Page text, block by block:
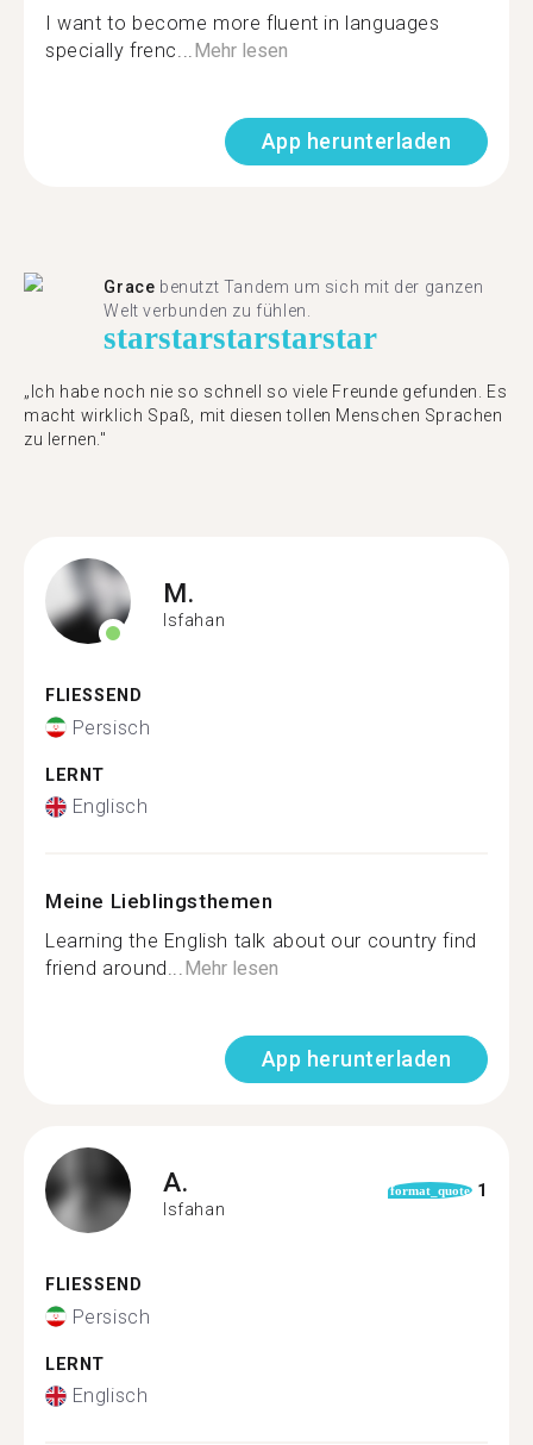
I want to become more fluent in languages
specially frenc...Mehr lesen
App herunterladen
Grace benutzt Tandem um sich mit der ganzen
Welt verbunden zu fühlen.
starstarstarstarstar
„Ich habe noch nie so schnell so viele Freunde gefunden. Es
macht wirklich Spaß, mit diesen tollen Menschen Sprachen
zu lernen."
M.
Isfahan
FLIESSEND
Persisch
LERNT
Englisch
Meine Lieblingsthemen
Learning the English talk about our country find
friend around...Mehr lesen
App herunterladen
A.
Isfahan
format_quote 1
FLIESSEND
Persisch
LERNT
Englisch